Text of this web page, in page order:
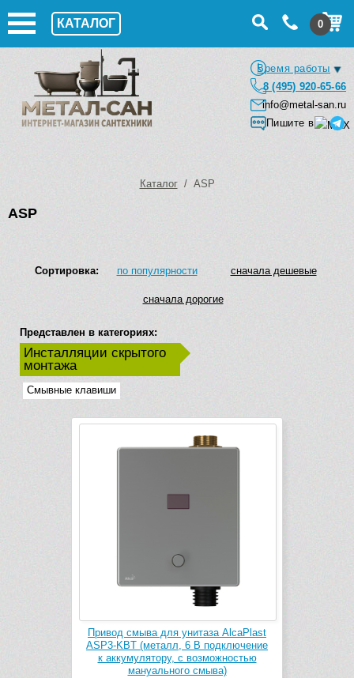
КАТАЛОГ 0
Время работы
8 (495) 920-65-66
info@metal-san.ru
Пишите в
Каталог/ ASP
ASP
Сортировка: по популярности сначала дешевые
сначала дорогие
Представлен в категориях:
Инсталляции скрытого
монтажа
Смывные клавиши
Привод смыва для унитаза AlcaPlast
ASP3-KBT (металл, 6 В подключение
к аккумулятору, с возможностью
мануального смыва)